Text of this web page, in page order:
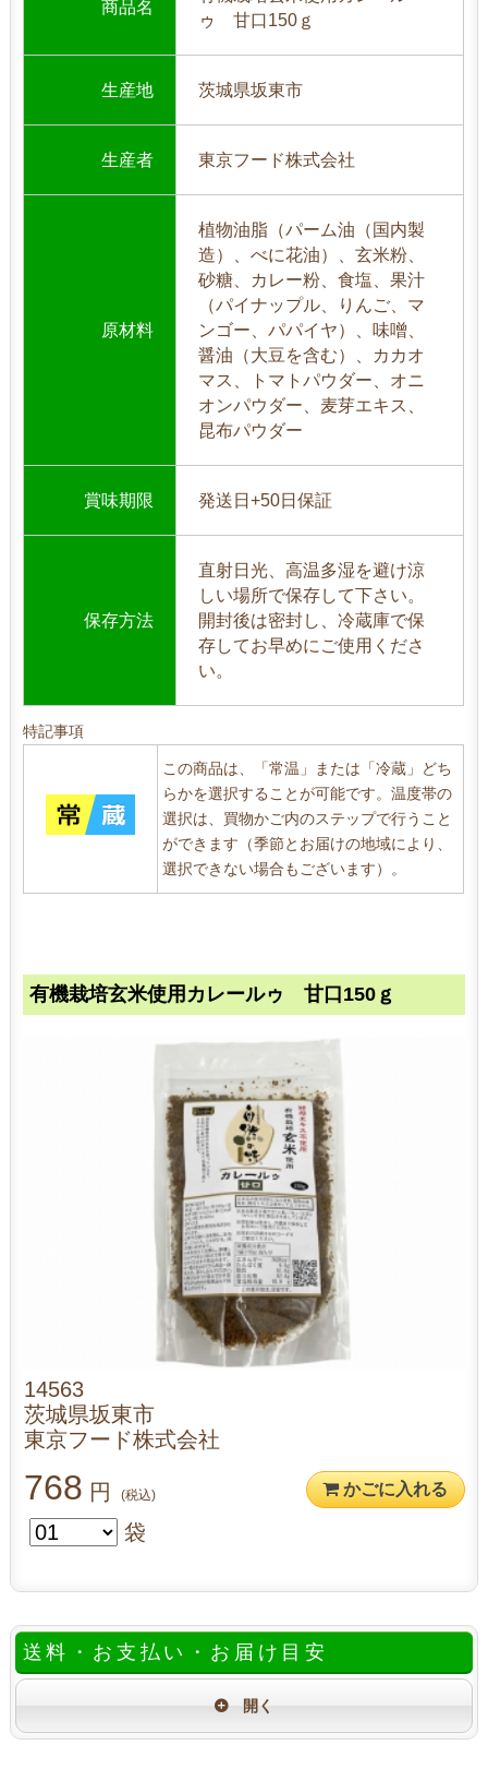
商品名
ゥ 甘口150ｇ
生産地 茨城県坂東市
生産者 東京フード株式会社
原材料
植物油脂（パーム油（国内製
造）、べに花油）、玄米粉、
砂糖、カレー粉、食塩、果汁
（パイナップル、りんご、マ
ンゴー、パパイヤ）、味噌、
醤油（大豆を含む）、カカオ
マス、トマトパウダー、オニ
オンパウダー、麦芽エキス、
昆布パウダー
賞味期限 発送日+50日保証
保存方法
直射日光、高温多湿を避け涼
しい場所で保存して下さい。
開封後は密封し、冷蔵庫で保
存してお早めにご使用くださ
い。
特記事項
この商品は、「常温」または「冷蔵」どち
らかを選択することが可能です。温度帯の
選択は、買物かご内のステップで行うこと
ができます（季節とお届けの地域により、
選択できない場合もございます）。
有機栽培玄米使用カレールゥ 甘口150ｇ
14563
茨城県坂東市
東京フード株式会社
768 円 (税込) かごに入れる
袋
送料・お支払い・お届け目安